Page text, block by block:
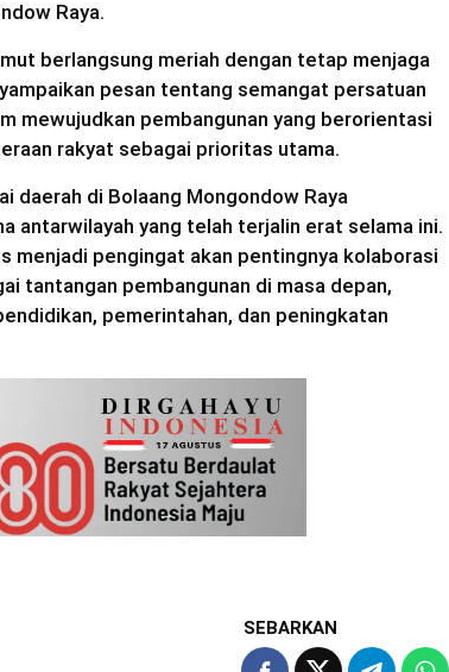
Raya.
berlangsung meriah dengan tetap menjaga
pesan tentang semangat persatuan
mewujudkan pembangunan yang berorientasi
rakyat sebagai prioritas utama.
daerah di Bolaang Mongondow Raya
antarwilayah yang telah terjalin erat selama ini.
menjadi pengingat akan pentingnya kolaborasi
tantangan pembangunan di masa depan,
pemerintahan, dan peningkatan
SEBARKAN